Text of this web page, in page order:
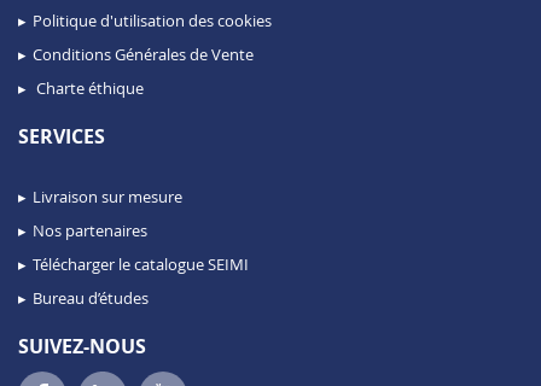
Politique d'utilisation des cookies
Conditions Générales de Vente
Charte éthique
SERVICES
Livraison sur mesure
Nos partenaires
Télécharger le catalogue SEIMI
Bureau d’études
SUIVEZ-NOUS